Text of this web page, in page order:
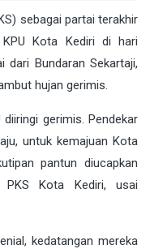
sebagai partai terakhir
Kota Kediri di hari
dari Bundaran Sekartaji,
hujan gerimis.
gerimis. Pendekar
untuk kemajuan Kota
pantun diucapkan
Kota Kediri, usai
kedatangan mereka